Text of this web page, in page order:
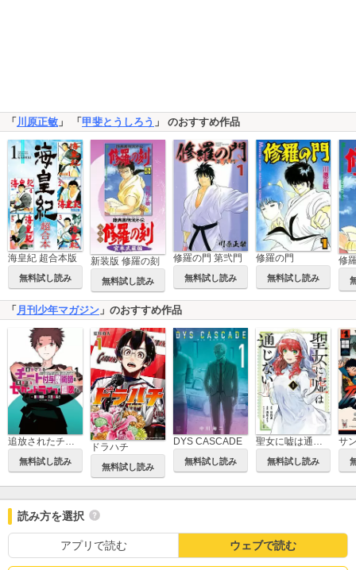
「 川原正敏 」 「 甲斐とうしろう 」 のおすすめ作品
海皇紀 超合本版
無料試し読み
新装版 修羅の刻
無料試し読み
修羅の門 第弐門
無料試し読み
修羅の門
無料試し読み
「 月刊少年マガジン 」のおすすめ作品
無料試し読み
ドラハチ
無料試し読み
DYS CASCADE
無料試し読み 無料試し読み
サ
読み方を選択
アプリで読む ウェブで読む